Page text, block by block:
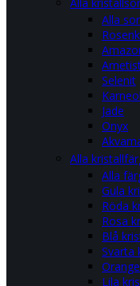
Alla
Selenit
Karneol
Jade
Onyx
Alla
Alla
Gula
Röda
Rosa
Blå
Svarta
Lila